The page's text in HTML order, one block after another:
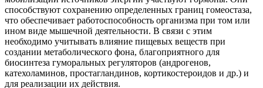
способствуют сохранению определенных границ гомеостаза,
что обеспечивает работоспособность организма при том или
ином виде мышечной деятельности. В связи с этим
необходимо учитывать влияние пищевых веществ при
создании метаболического фона, благоприятного для
биосинтеза гуморальных регуляторов (андрогенов,
катехоламинов, простагландинов, кортикостероидов и др.) и
для реализации их действия.